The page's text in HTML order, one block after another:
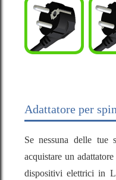
Adattatore per
Se nessuna delle tue
acquistare un
dispositivi elettrici in